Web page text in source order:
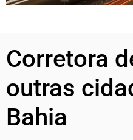
Corretora
outras
Bahia